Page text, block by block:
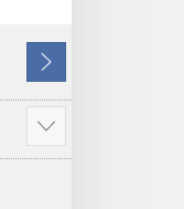
Sunod
Ipakita
an